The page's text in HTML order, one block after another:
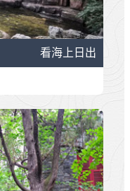
看海上日出